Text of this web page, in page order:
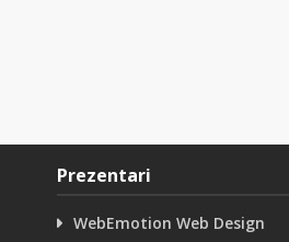
Prezentari
WebEmotion Web Design